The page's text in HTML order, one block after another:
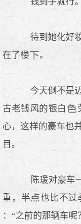
待到她化好
在了楼
。
今天倒不是
古老钱风的银白
心，这样的豪车也
目。
陈瑗对豪车
重，半
也比不过
：“之前的那辆车呢